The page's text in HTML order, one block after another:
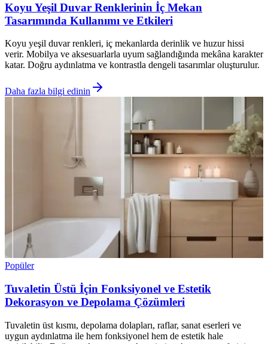
Koyu Yeşil Duvar Renklerinin İç Mekan
Tasarımında Kullanımı ve Etkileri
Koyu yeşil duvar renkleri, iç mekanlarda derinlik ve huzur hissi
verir. Mobilya ve aksesuarlarla uyum sağlandığında mekâna karakter
katar. Doğru aydınlatma ve kontrastla dengeli tasarımlar oluşturulur.
Daha fazla bilgi edinin
Popüler
Tuvaletin Üstü İçin Fonksiyonel ve Estetik
Dekorasyon ve Depolama Çözümleri
Tuvaletin üst kısmı, depolama dolapları, raflar, sanat eserleri ve
uygun aydınlatma ile hem fonksiyonel hem de estetik hale